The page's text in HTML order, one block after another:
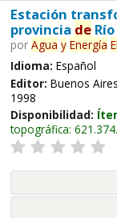
Estación
provincia deRío
por Agua y Energía
Idioma: Español
Editor: Buenos
1998
Disponibilidad:
topográfica: